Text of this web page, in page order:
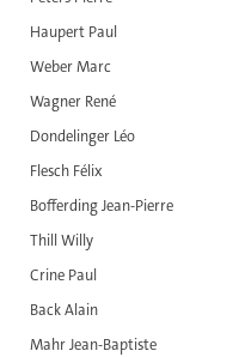
Haupert Paul
Weber Marc
Wagner René
Dondelinger Léo
Flesch Félix
Bofferding Jean-Pierre
Thill Willy
Crine Paul
Back Alain
Mahr Jean-Baptiste